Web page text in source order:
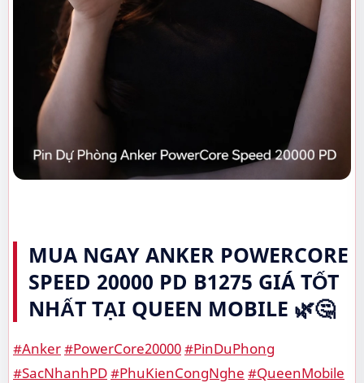
MUA NGAY ANKER POWERCORE
SPEED 20000 PD B1275 GIÁ TỐT
NHẤT TẠI QUEEN MOBILE 🌿🤔
#Anker#PowerCore20000#PinDuPhong
#SacNhanhPD#PhuKienCongNghe #QueenMobile